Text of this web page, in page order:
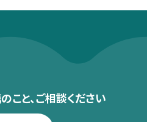
こと、ご相談ください